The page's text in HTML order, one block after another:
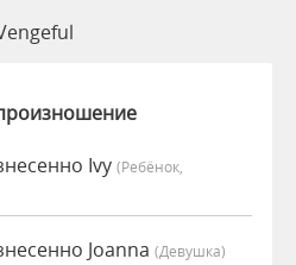
Ivy (Ребёнок,
Joanna (девушка)